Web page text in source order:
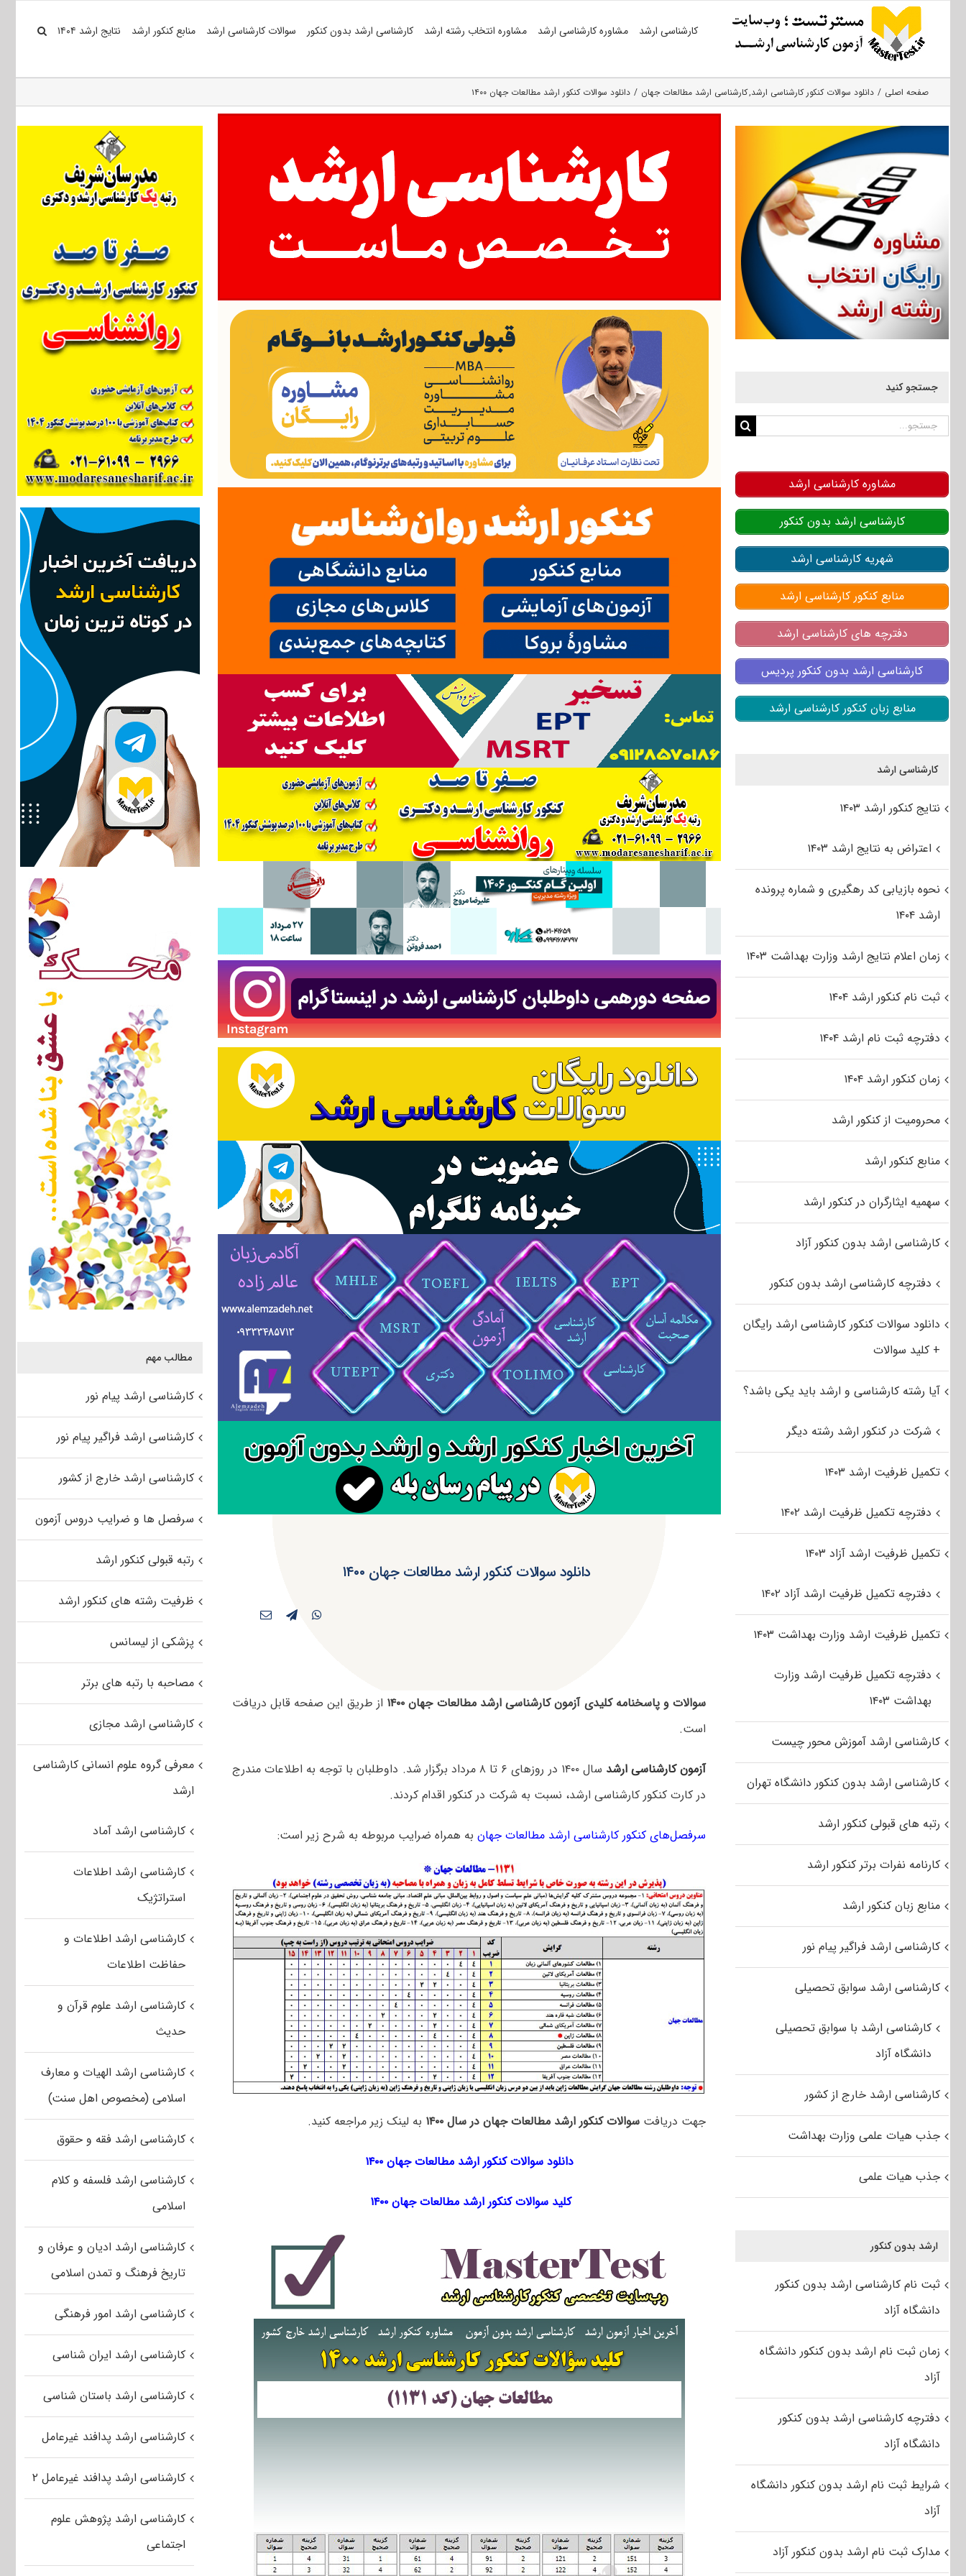
کارشناسی ارشد مشاوره کارشناسی ارشد مشاوره انتخاب رشته ارشد کارشناسی ارشد بدون کنکور سوالات کارشناسی ارشد منابع کنکور ارشد نتایج ارشد ۱۴۰۴
صفحه اصلی دانلود سوالات کنکور کارشناسی ارشد کارشناسی ارشد مطالعات جهان دانلود سوالات کنکور ارشد مطالعات جهان ۱۴۰۰
دانلود سوالات کنکور ارشد مطالعات جهان ۱۴۰۰
سوالات و پاسخنامه کلیدی آزمون کارشناسی ارشد مطالعات جهان ۱۴۰۰
از طریق این صفحه قابل دریافت
است.
آزمون کارشناسی ارشد
سال ۱۴۰۰ در روزهای ۶ تا ۸ مرداد برگزار شد. داوطلبان با توجه به اطلاعات مندرج
در کارت کنکور کارشناسی ارشد، نسبت به شرکت در کنکور اقدام کردند.
سرفصل‌های کنکور کارشناسی ارشد مطالعات جهانبه همراه ضرایب مربوطه به شرح زیر است:
جهت دریافت سوالات کنکور ارشد مطالعات جهان در سال ۱۴۰۰ به لینک زیر مراجعه کنید.
دانلود سوالات کنکور ارشد مطالعات جهان ۱۴۰۰
کلید سوالات کنکور ارشد مطالعات جهان ۱۴۰۰
مطالب مهم
کارشناسی ارشد پیام نور
کارشناسی ارشد فراگیر پیام نور
کارشناسی ارشد خارج از کشور
سرفصل ها و ضرایب دروس آزمون
رتبه قبولی کنکور ارشد
ظرفیت رشته های کنکور ارشد
پزشکی از لیسانس
مصاحبه با رتبه های برتر
کارشناسی ارشد مجازی
معرفی گروه علوم انسانی کارشناسی
ارشد
کارشناسی ارشد آماد
کارشناسی ارشد اطلاعات
استراتژیک
کارشناسی ارشد اطلاعات و
حفاظت اطلاعات
کارشناسی ارشد علوم قرآن و
حدیث
کارشناسی ارشد الهیات و معارف
اسلامی (مخصوص اهل سنت)
کارشناسی ارشد فقه و حقوق
کارشناسی ارشد فلسفه و کلام
اسلامی
کارشناسی ارشد ادیان و عرفان و
تاریخ فرهنگ و تمدن اسلامی
کارشناسی ارشد امور فرهنگی
کارشناسی ارشد ایران شناسی
کارشناسی ارشد باستان شناسی
کارشناسی ارشد پدافند غیرعامل
کارشناسی ارشد پدافند غیرعامل ۲
کارشناسی ارشد پژوهش علوم
اجتماعی
جستجو کنید
جستجو
مشاوره کارشناسی ارشد
کارشناسی ارشد بدون کنکور
شهریه کارشناسی ارشد
منابع کنکور کارشناسی ارشد
دفترچه های کارشناسی ارشد
کارشناسی ارشد بدون کنکور پردیس
منابع زبان کنکور کارشناسی ارشد
کارشناسی ارشد
نتایج کنکور ارشد ۱۴۰۳
اعتراض به نتایج ارشد ۱۴۰۳
نحوه بازیابی کد رهگیری و شماره پرونده
ارشد ۱۴۰۴
زمان اعلام نتایج ارشد وزارت بهداشت ۱۴۰۳
ثبت نام کنکور ارشد ۱۴۰۴
دفترچه ثبت نام ارشد ۱۴۰۴
زمان کنکور ارشد ۱۴۰۴
محرومیت از کنکور ارشد
منابع کنکور ارشد
سهمیه ایثارگران در کنکور ارشد
کارشناسی ارشد بدون کنکور آزاد
دفترچه کارشناسی ارشد بدون کنکور
دانلود سوالات کنکور کارشناسی ارشد رایگان
+ کلید سوالات
آیا رشته کارشناسی و ارشد باید یکی باشد؟
شرکت در کنکور ارشد رشته دیگر
تکمیل ظرفیت ارشد ۱۴۰۳
دفترچه تکمیل ظرفیت ارشد ۱۴۰۲
تکمیل ظرفیت ارشد آزاد ۱۴۰۳
دفترچه تکمیل ظرفیت ارشد آزاد ۱۴۰۲
تکمیل ظرفیت ارشد وزارت بهداشت ۱۴۰۳
دفترچه تکمیل ظرفیت ارشد وزارت
بهداشت ۱۴۰۳
کارشناسی ارشد آموزش محور چیست
کارشناسی ارشد بدون کنکور دانشگاه تهران
رتبه های قبولی کنکور ارشد
کارنامه نفرات برتر کنکور ارشد
منابع زبان کنکور ارشد
کارشناسی ارشد فراگیر پیام نور
کارشناسی ارشد سوابق تحصیلی
کارشناسی ارشد با سوابق تحصیلی
دانشگاه آزاد
کارشناسی ارشد خارج از کشور
جذب هیات علمی وزارت بهداشت
جذب هیات علمی
ارشد بدون کنکور
ثبت نام کارشناسی ارشد بدون کنکور
دانشگاه آزاد
زمان ثبت نام ارشد بدون کنکور دانشگاه
آزاد
دفترچه کارشناسی ارشد بدون کنکور
دانشگاه آزاد
شرایط ثبت نام ارشد بدون کنکور دانشگاه
آزاد
مدارک ثبت نام ارشد بدون کنکور آزاد